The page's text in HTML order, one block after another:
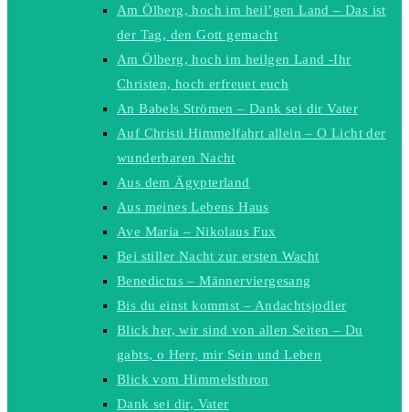
Am Ölberg, hoch im heil’gen Land – Das ist
der Tag, den Gott gemacht
Am Ölberg, hoch im heilgen Land -Ihr
Christen, hoch erfreuet euch
An Babels Strömen – Dank sei dir Vater
Auf Christi Himmelfahrt allein – O Licht der
wunderbaren Nacht
Aus dem Ägypterland
Aus meines Lebens Haus
Ave Maria – Nikolaus Fux
Bei stiller Nacht zur ersten Wacht
Benedictus – Männerviergesang
Bis du einst kommst – Andachtsjodler
Blick her, wir sind von allen Seiten – Du
gabts, o Herr, mir Sein und Leben
Blick vom Himmelsthron
Dank sei dir, Vater